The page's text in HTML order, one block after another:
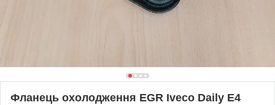
Фланець охолодження EGR Iveco Daily E4